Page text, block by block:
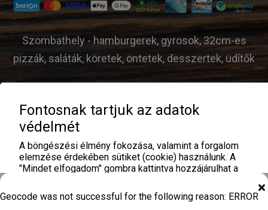
Szombathely - hamburgerek, gyrosok, 32cm-es
pizzák, saláták, köretek, öntetek, desszertek, üdítők
© TivaNika Cukrászda és Ételbár - 2026 | ÁSZF
Fontosnak tartjuk az adatok
védelmét
A böngészési élmény fokozása, valamint a forgalom
elemzése érdekében sütiket (cookie) használunk. A
"Mindet elfogadom" gombra kattintva hozzájárulhat a
oldal nem használ!
Geocode was not successful for the following reason: ERROR